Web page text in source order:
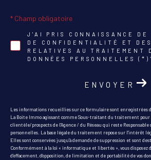
J'AI PRIS CONNAISSANCE DE
DE CONFIDENTIALITÉ ET
RELATIVES AU TRAITEMENT
DONNÉES PERSONNELLES
* Champ obligatoire
ENVOYER
Les informations recueillies sur ce formulaire sont enregistrées
La Boite Immo agissant comme Sous-traitant du traitement pour
clientèle/prospects de l'Agence / du Réseau qui reste
personnelles. La base légale du traitement repose sur l'intérêt
Elles sont conservées jusqu'à demande de suppression et sont
Conformément à la loi « informatique et libertés », vous disposez
d’effacement, d’opposition, de limitation et de portabilité de vos